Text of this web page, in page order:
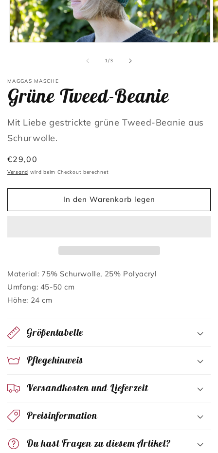
1/von
3
MAGGAS MASCHE
Grüne Tweed-Beanie
Mit Liebe gestrickte grüne Tweed-Beanie aus
Schurwolle.
Normaler
Preis
€29,00
Versand wird beim Checkout berechnet
In den Warenkorb legen
Material: 75% Schurwolle, 25% Polyacryl
Umfang: 45-50 cm
Höhe: 24 cm
Größentabelle
Pflegehinweis
Versandkosten und Lieferzeit
Preisinformation
Du hast Fragen zu diesem Artikel?